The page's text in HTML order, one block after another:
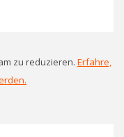
zu reduzieren. Erfahre,